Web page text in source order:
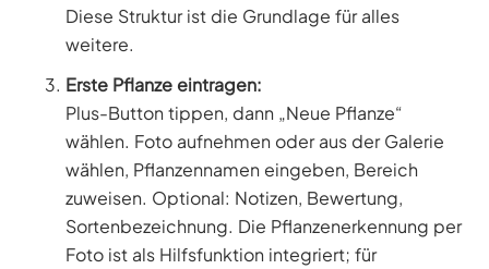
Diese Struktur ist die Grundlage für alles
weitere.
Erste Pflanze eintragen:
Plus-Button tippen, dann „Neue Pflanze“
wählen. Foto aufnehmen oder aus der Galerie
wählen, Pflanzennamen eingeben, Bereich
zuweisen. Optional: Notizen, Bewertung,
Sortenbezeichnung. Die Pflanzenerkennung per
Foto ist als Hilfsfunktion integriert; für